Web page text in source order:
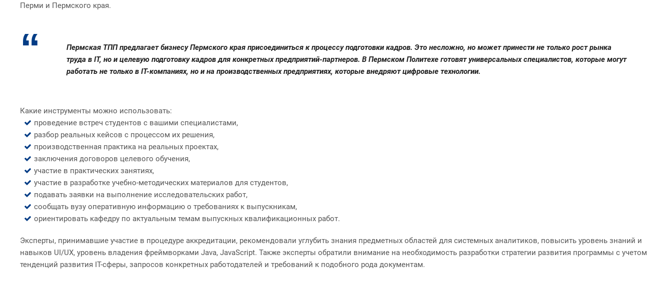
Перми и Пермского края.
Пермская ТПП предлагает бизнесу Пермского края присоединиться к процессу подготовки кадров. Это несложно, но может принести не только рост рынка
труда в IT, но и целевую подготовку кадров для конкретных предприятий-партнеров. В Пермском Политехе готовят универсальных специалистов, которые могут
работать не только в IT-компаниях, но и на производственных предприятиях, которые внедряют цифровые технологии.
Какие инструменты можно использовать:
проведение встреч студентов с вашими специалистами,
разбор реальных кейсов с процессом их решения,
производственная практика на реальных проектах,
заключения договоров целевого обучения,
участие в практических занятиях,
участие в разработке учебно-методических материалов для студентов,
подавать заявки на выполнение исследовательских работ,
сообщать вузу оперативную информацию о требованиях к выпускникам,
ориентировать кафедру по актуальным темам выпускных квалификационных работ.
Эксперты, принимавшие участие в процедуре аккредитации, рекомендовали углубить знания предметных областей для системных аналитиков, повысить уровень знаний и
навыков UI/UX, уровень владения фреймворками Java, JavaScript. Также эксперты обратили внимание на необходимость разработки стратегии развития программы с учетом
тенденций развития IT-сферы, запросов конкретных работодателей и требований к подобного рода документам.